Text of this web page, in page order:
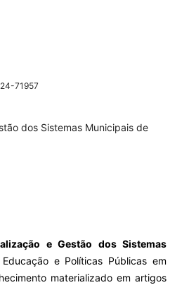
71957
dos Sistemas Municipais de
e Gestão dos Sistemas
Educação e Políticas Públicas em
materializado em artigos